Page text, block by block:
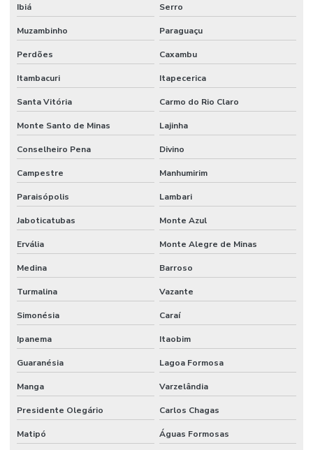
Ibiá Serro
Muzambinho Paraguaçu
Perdões Caxambu
Itambacuri Itapecerica
Santa Vitória Carmo do Rio Claro
Monte Santo de Minas Lajinha
Conselheiro Pena Divino
Campestre Manhumirim
Paraisópolis Lambari
Jaboticatubas Monte Azul
Ervália Monte Alegre de Minas
Medina Barroso
Turmalina Vazante
Simonésia Caraí
Ipanema Itaobim
Guaranésia Lagoa Formosa
Manga Varzelândia
Presidente Olegário Carlos Chagas
Matipó Águas Formosas